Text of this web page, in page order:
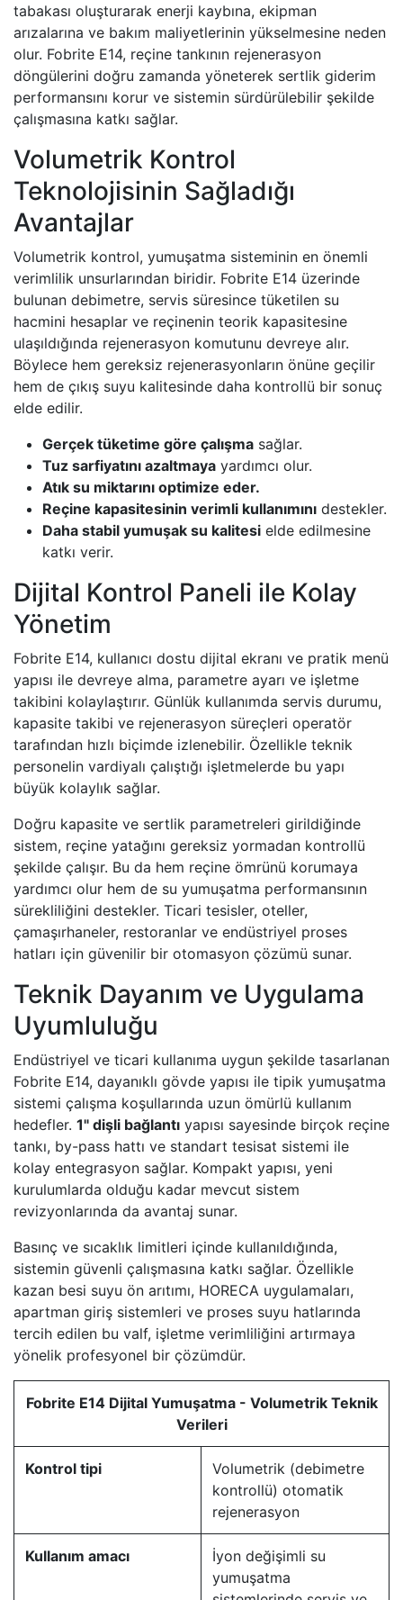
tabakası oluşturarak enerji kaybına, ekipman
arızalarına ve bakım maliyetlerinin yükselmesine neden
olur. Fobrite E14, reçine tankının rejenerasyon
döngülerini doğru zamanda yöneterek sertlik giderim
performansını korur ve sistemin sürdürülebilir şekilde
çalışmasına katkı sağlar.
Volumetrik Kontrol
Teknolojisinin Sağladığı
Avantajlar
Volumetrik kontrol, yumuşatma sisteminin en önemli
verimlilik unsurlarından biridir. Fobrite E14 üzerinde
bulunan debimetre, servis süresince tüketilen su
hacmini hesaplar ve reçinenin teorik kapasitesine
ulaşıldığında rejenerasyon komutunu devreye alır.
Böylece hem gereksiz rejenerasyonların önüne geçilir
hem de çıkış suyu kalitesinde daha kontrollü bir sonuç
elde edilir.
Gerçek tüketime göre çalışma sağlar.
Tuz sarfiyatını azaltmaya yardımcı olur.
Atık su miktarını optimize eder.
Reçine kapasitesinin verimli kullanımını destekler.
Daha stabil yumuşak su kalitesi elde edilmesine
katkı verir.
Dijital Kontrol Paneli ile Kolay
Yönetim
Fobrite E14, kullanıcı dostu dijital ekranı ve pratik menü
yapısı ile devreye alma, parametre ayarı ve işletme
takibini kolaylaştırır. Günlük kullanımda servis durumu,
kapasite takibi ve rejenerasyon süreçleri operatör
tarafından hızlı biçimde izlenebilir. Özellikle teknik
personelin vardiyalı çalıştığı işletmelerde bu yapı
büyük kolaylık sağlar.
Doğru kapasite ve sertlik parametreleri girildiğinde
sistem, reçine yatağını gereksiz yormadan kontrollü
şekilde çalışır. Bu da hem reçine ömrünü korumaya
yardımcı olur hem de su yumuşatma performansının
sürekliliğini destekler. Ticari tesisler, oteller,
çamaşırhaneler, restoranlar ve endüstriyel proses
hatları için güvenilir bir otomasyon çözümü sunar.
Teknik Dayanım ve Uygulama
Uyumluluğu
Endüstriyel ve ticari kullanıma uygun şekilde tasarlanan
Fobrite E14, dayanıklı gövde yapısı ile tipik yumuşatma
sistemi çalışma koşullarında uzun ömürlü kullanım
hedefler. 1" dişli bağlantı yapısı sayesinde birçok reçine
tankı, by-pass hattı ve standart tesisat sistemi ile
kolay entegrasyon sağlar. Kompakt yapısı, yeni
kurulumlarda olduğu kadar mevcut sistem
revizyonlarında da avantaj sunar.
Basınç ve sıcaklık limitleri içinde kullanıldığında,
sistemin güvenli çalışmasına katkı sağlar. Özellikle
kazan besi suyu ön arıtımı, HORECA uygulamaları,
apartman giriş sistemleri ve proses suyu hatlarında
tercih edilen bu valf, işletme verimliliğini artırmaya
yönelik profesyonel bir çözümdür.
Fobrite E14 Dijital Yumuşatma - Volumetrik Teknik
Verileri
Kontrol tipi
Volumetrik (debimetre
kontrollü) otomatik
rejenerasyon
Kullanım amacı
İyon değişimli su
yumuşatma